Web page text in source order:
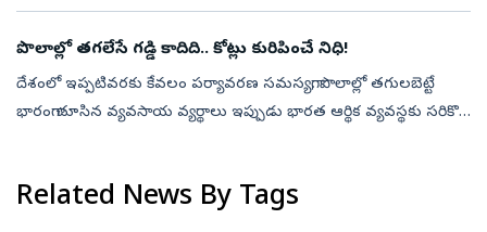
పొలాల్లో తగలేసే గడ్డి కాదిది.. కోట్లు కురిపించే నిధి!
దేశంలో ఇప్పటివరకు కేవలం పర్యావరణ సమస్యగా, పొలాల్లో తగులబెట్టే
భారంగా చూసిన వ్యవసాయ వ్యర్థాలు ఇప్పుడు భారత ఆర్థిక వ్యవస్థకు సరికొత్త
Related News By Tags